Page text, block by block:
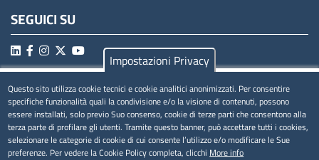
SEGUICI SU
MENÚ PRIVACY
Privacy
Cookie
Impostazioni Privacy
Questo sito utilizza cookie tecnici e cookie analitici anonimizzati. Per consentire
specifiche funzionalità quali la condivisione e/o la visione di contenuti, possono
essere installati, solo previo Suo consenso, cookie di terze parti che consentono alla
terza parte di profilare gli utenti. Tramite questo banner, può accettare tutti i cookies,
selezionare le categorie di cookie di cui consente l’utilizzo e/o modificare le Sue
preferenze. Per vedere la Cookie Policy completa, clicchi More info